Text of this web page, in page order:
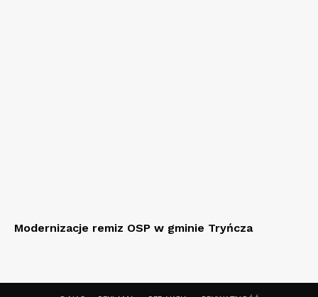
Modernizacje remiz OSP w gminie Tryńcza